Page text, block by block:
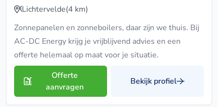
Lichtervelde(4 km)
Zonnepanelen en zonneboilers, daar zijn we thuis. Bij
AC-DC Energy krijg je vrijblijvend advies en een
offerte helemaal op maat voor je situatie.
Offerte
aanvragen
Bekijk profiel